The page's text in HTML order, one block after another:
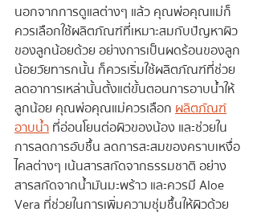
นอกจากการดูแลต่างๆ แล้ว คุณพ่อคุณแม่ก็
ควรเลือกใช้ผลิตภัณฑ์ที่เหมาะสมกับปัญหาผิว
ของลูกน้อยด้วย อย่างการเป็นผดร้อนของลูก
น้อยวัยทารกนั้น ก็ควรเริ่มใช้ผลิตภัณฑ์ที่ช่วย
ลดอาการเหล่านั้นตั้งแต่ขั้นตอนการอาบน้ำให้
ลูกน้อย คุณพ่อคุณแม่ควรเลือก ผลิตภัณฑ์
อาบน้ำ ที่อ่อนโยนต่อผิวของน้อง และช่วยใน
การลดการอับชื้น ลดการสะสมของคราบเหงื่อ
ไคลต่างๆ เน้นสารสกัดจากธรรมชาติ อย่าง
สารสกัดจากน้ำมันมะพร้าว และควรมี Aloe
Vera ที่ช่วยในการเพิ่มความชุ่มชื้นให้ผิวด้วย